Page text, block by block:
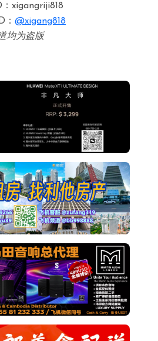
xigangriji818
： @xigang818
均为盗版